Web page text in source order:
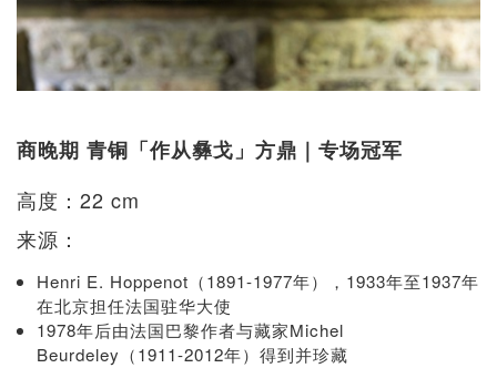
商晚期 青铜「作从彝戈」方鼎｜专场冠军
高度：22 cm
来源：
Henri E. Hoppenot（1891-1977年），1933年至1937年
在北京担任法国驻华大使
1978年后由法国巴黎作者与藏家Michel
Beurdeley（1911-2012年）得到并珍藏